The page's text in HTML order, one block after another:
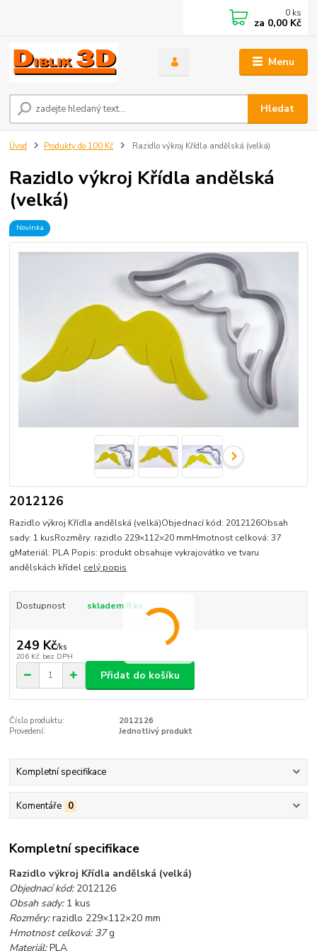
Menu
Hledat
0 ks
za 0,00 Kč
Úvod Produkty do 100 Kč Razidlo výkroj Křídla andělská (velká)
Razidlo výkroj Křídla andělská
(velká)
Novinka
2012126
Razidlo výkroj Křídla andělská (velká)Objednací kód: 2012126Obsah
sady: 1 kusRozměry: razidlo 229×112×20 mmHmotnost celková: 37
gMateriál: PLA Popis: produkt obsahuje vykrajovátko ve tvaru
andělskách křídel celý popis
Dostupnost skladem 8 ks
249 Kč/ks
206 Kč bez DPH
Přidat do košíku
Číslo produktu:
2012126
Provedení:
Jednotlivý produkt
Kompletní specifikace
Komentáře 0
Kompletní specifikace
Razidlo výkroj Křídla andělská (velká)
Objednací kód: 2012126
Obsah sady: 1 kus
Rozměry:razidlo 229×112×20 mm
Hmotnost celková: 37g
Materiál:PLA